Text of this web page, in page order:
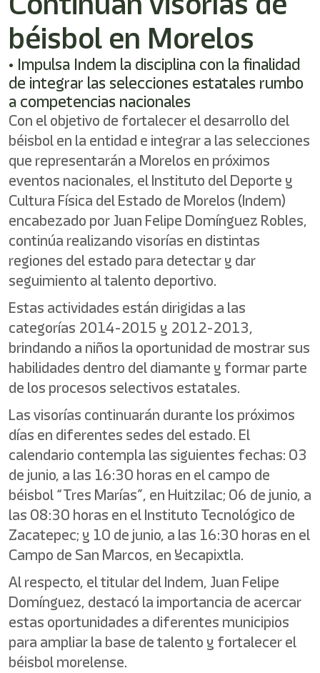
Este
acceso
directo
activa
lector
de
pantalla
para
ayudarle
navegar
interactuar
con
contenido.
béisbol en Morelos
• Impulsa Indem la disciplina con la finalidad
de integrar las selecciones estatales rumbo
a competencias nacionales
Con el objetivo de fortalecer el desarrollo del
béisbol en la entidad e integrar a las selecciones
que representarán a Morelos en próximos
eventos nacionales, el Instituto del Deporte y
Cultura Física del Estado de Morelos (Indem)
encabezado por Juan Felipe Domínguez Robles,
continúa realizando visorías en distintas
regiones del estado para detectar y dar
seguimiento al talento deportivo.
Estas actividades están dirigidas a las
categorías 2014-2015 y 2012-2013,
brindando a niños la oportunidad de mostrar sus
habilidades dentro del diamante y formar parte
de los procesos selectivos estatales.
Las visorías continuarán durante los próximos
días en diferentes sedes del estado. El
calendario contempla las siguientes fechas: 03
de junio, a las 16:30 horas en el campo de
béisbol “Tres Marías”, en Huitzilac; 06 de junio, a
las 08:30 horas en el Instituto Tecnológico de
Zacatepec; y 10 de junio, a las 16:30 horas en el
Campo de San Marcos, en Yecapixtla.
Al respecto, el titular del Indem, Juan Felipe
Domínguez, destacó la importancia de acercar
estas oportunidades a diferentes municipios
para ampliar la base de talento y fortalecer el
béisbol morelense.